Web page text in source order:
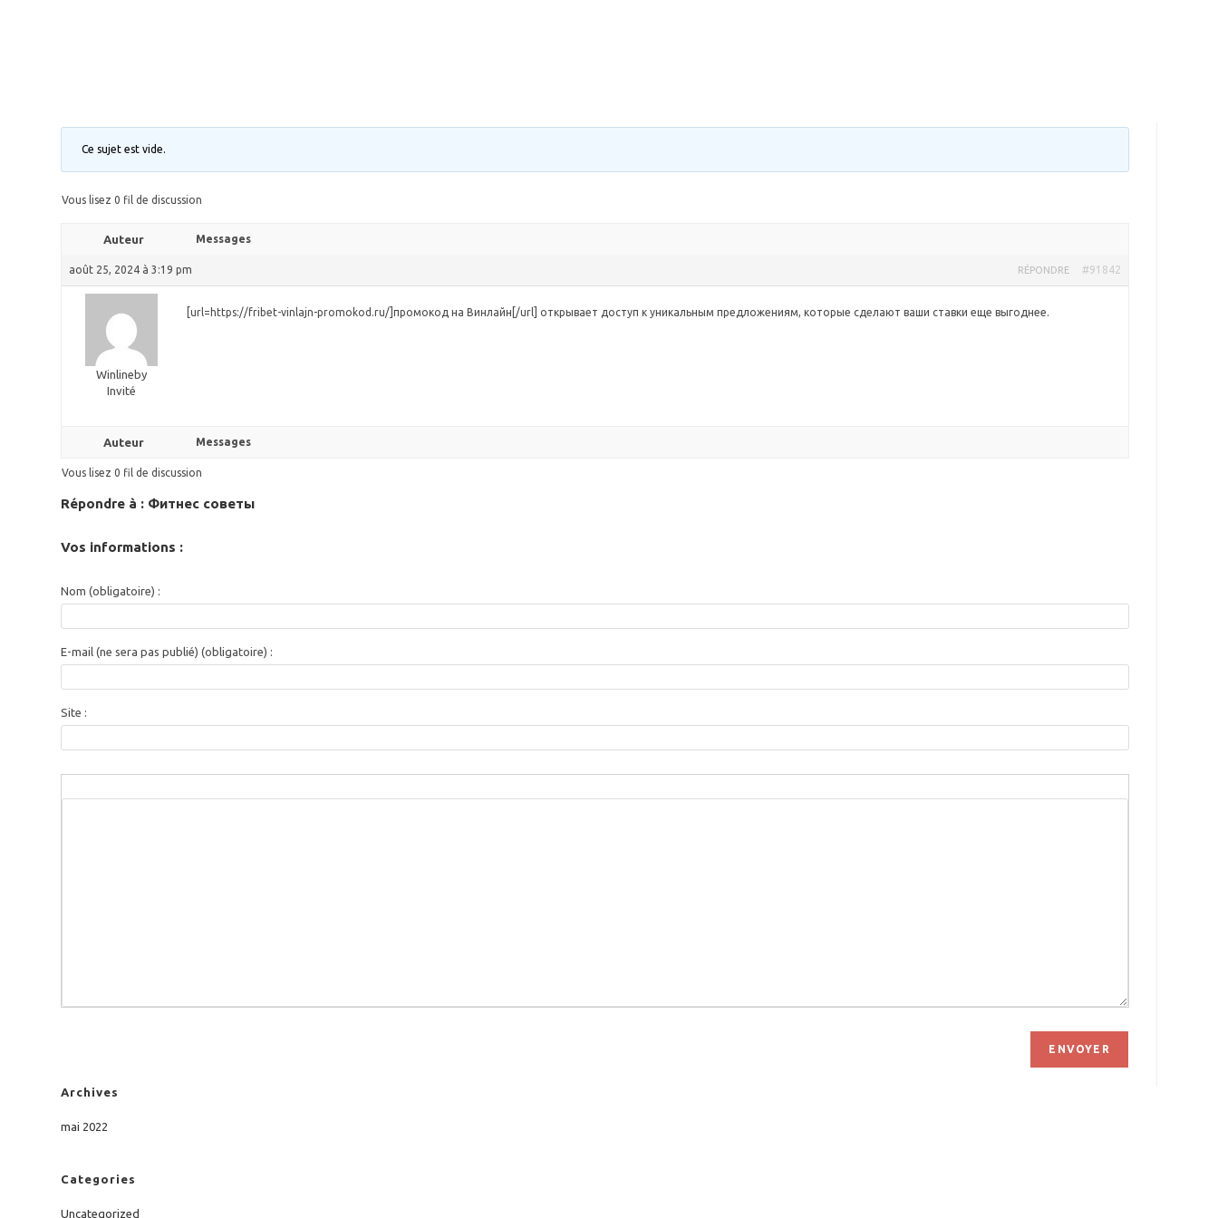
Ce sujet est vide.
Vous lisez 0 fil de discussion
Auteur Messages
août 25, 2024 à 3:19 pm #91842
RÉPONDRE
Winlineby
Invité
[url=https://fribet-vinlajn-promokod.ru/]промокод на Винлайн[/url] открывает доступ к уникальным предложениям, которые сделают ваши ставки еще выгоднее.
Auteur Messages
Vous lisez 0 fil de discussion
Répondre à : Фитнес советы
Vos informations :
Nom (obligatoire) :
E-mail (ne sera pas publié) (obligatoire) :
Site :
ENVOYER
Archives
mai 2022
Categories
Uncategorized